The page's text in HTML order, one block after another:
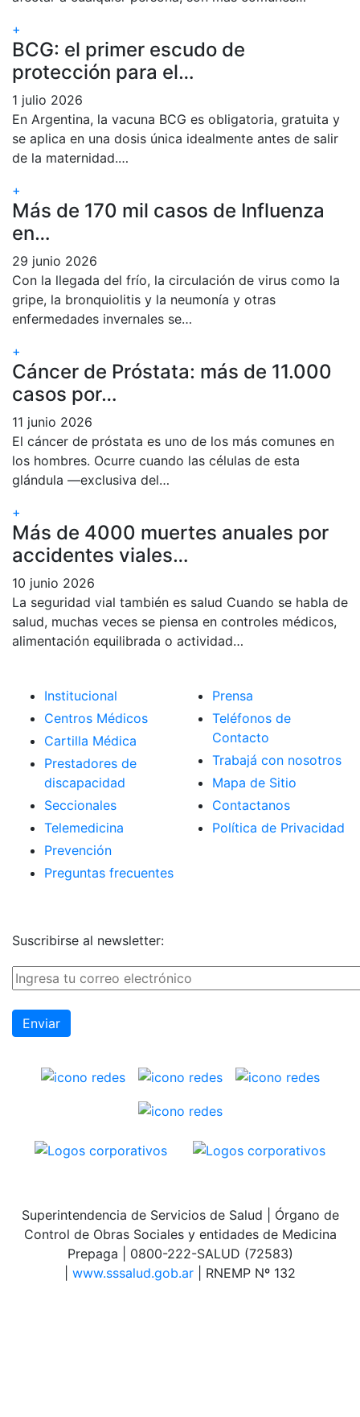
+
BCG: el primer escudo de
protección para el…
1 julio 2026
En Argentina, la vacuna BCG es obligatoria, gratuita y
se aplica en una dosis única idealmente antes de salir
de la maternidad.…
+
Más de 170 mil casos de Influenza
en…
29 junio 2026
Con la llegada del frío, la circulación de virus como la
gripe, la bronquiolitis y la neumonía y otras
enfermedades invernales se…
+
Cáncer de Próstata: más de 11.000
casos por…
11 junio 2026
El cáncer de próstata es uno de los más comunes en
los hombres. Ocurre cuando las células de esta
glándula —exclusiva del…
+
Más de 4000 muertes anuales por
accidentes viales…
10 junio 2026
La seguridad vial también es salud Cuando se habla de
salud, muchas veces se piensa en controles médicos,
alimentación equilibrada o actividad…
Institucional
Centros Médicos
Cartilla Médica
Prestadores de
discapacidad
Seccionales
Telemedicina
Prevención
Preguntas frecuentes
Prensa
Teléfonos de
Contacto
Trabajá con nosotros
Mapa de Sitio
Contactanos
Política de Privacidad
Suscribirse al newsletter:
Superintendencia de Servicios de Salud | Órgano de
Control de Obras Sociales y entidades de Medicina
Prepaga | 0800-222-SALUD (72583)
www.sssalud.gob.ar | RNEMP Nº 132